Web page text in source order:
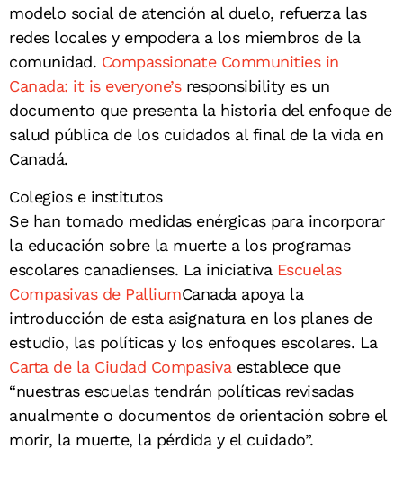
modelo social de atención al duelo, refuerza las
redes locales y empodera a los miembros de la
comunidad. Compassionate Communities in
Canada: it is everyone’sresponsibility es un
documento que presenta la historia del enfoque de
salud pública de los cuidados al final de la vida en
Canadá.
Colegios e institutos
Se han tomado medidas enérgicas para incorporar
la educación sobre la muerte a los programas
escolares canadienses. La iniciativaEscuelas
Compasivasde PalliumCanada apoya la
introducción de esta asignatura en los planes de
estudio, las políticas y los enfoques escolares. La
Carta de la Ciudad Compasiva establece que
“nuestras escuelas tendrán políticas revisadas
anualmente o documentos de orientación sobre el
morir, la muerte, la pérdida y el cuidado”.